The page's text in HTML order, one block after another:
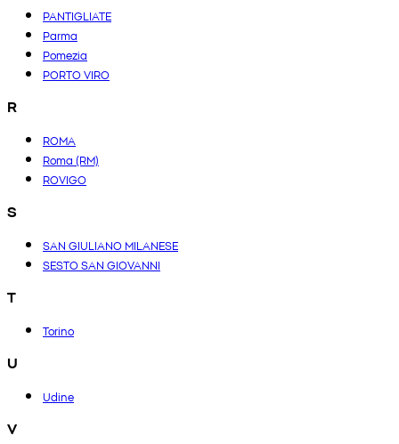
PANTIGLIATE
Parma
Pomezia
PORTO VIRO
R
ROMA
Roma (RM)
ROVIGO
S
SAN GIULIANO MILANESE
SESTO SAN GIOVANNI
T
Torino
U
Udine
V